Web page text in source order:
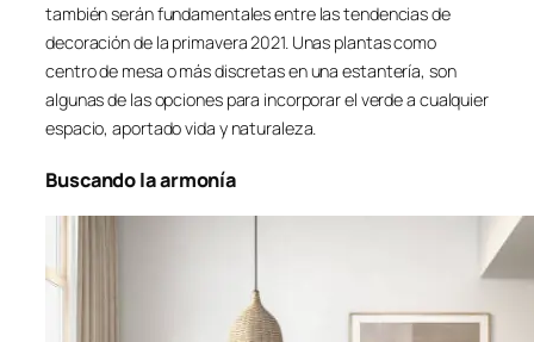
también serán fundamentales entre las tendencias de
decoración de la primavera 2021. Unas plantas como
centro de mesa o más discretas en una estantería, son
algunas de las opciones para incorporar el verde a cualquier
espacio, aportado vida y naturaleza.
Buscando la armonía